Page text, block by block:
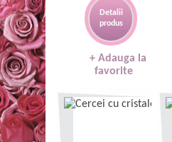
Detalii
produs
+ Adauga la
favorite